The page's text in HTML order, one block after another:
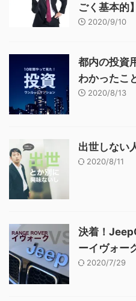
ごく基本的】
2020/9/10
都内の投資
わかったこ
2020/8/13
出世しない
2020/8/11
決着！
ーイヴォー
2020/7/29